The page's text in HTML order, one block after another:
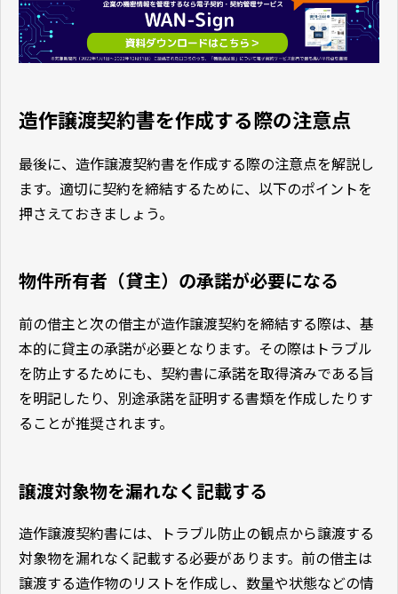
造作譲渡契約書を作成する際の注意点
最後に、造作譲渡契約書を作成する際の注意点を解説し
ます。適切に契約を締結するために、以下のポイントを
押さえておきましょう。
物件所有者（貸主）の承諾が必要になる
前の借主と次の借主が造作譲渡契約を締結する際は、基
本的に貸主の承諾が必要となります。その際はトラブル
を防止するためにも、契約書に承諾を取得済みである旨
を明記したり、別途承諾を証明する書類を作成したりす
ることが推奨されます。
譲渡対象物を漏れなく記載する
造作譲渡契約書には、トラブル防止の観点から譲渡する
対象物を漏れなく記載する必要があります。前の借主は
譲渡する造作物のリストを作成し、数量や状態などの情